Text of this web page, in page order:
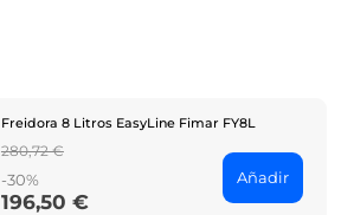
Freidora 8 Litros EasyLine Fimar FY8L
Regular
price
280,72 €
-30%
Price
196,50 €
Añadir